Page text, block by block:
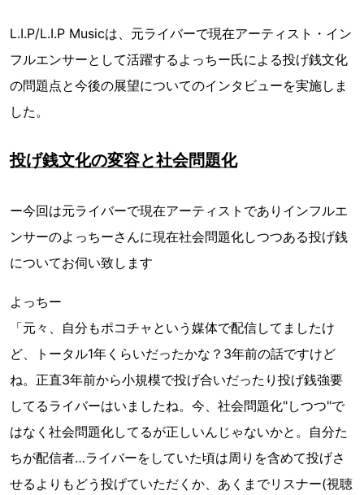
L.I.P/L.I.P Musicは、元ライバーで現在アーティスト・イン
フルエンサーとして活躍するよっちー氏による投げ銭文化
の問題点と今後の展望についてのインタビューを実施しま
した。
投げ銭文化の変容と社会問題化
ー今回は元ライバーで現在アーティストでありインフルエ
ンサーのよっちーさんに現在社会問題化しつつある投げ銭
についてお伺い致します
よっちー
「元々、自分もポコチャという媒体で配信してましたけ
ど、トータル1年くらいだったかな？3年前の話ですけど
ね。正直3年前から小規模で投げ合いだったり投げ銭強要
してるライバーはいましたね。今、社会問題化"しつつ"で
はなく社会問題化してるが正しいんじゃないかと。自分た
ちが配信者…ライバーをしていた頃は周りを含めて投げさ
せるよりもどう投げていただくか、あくまでリスナー(視聴